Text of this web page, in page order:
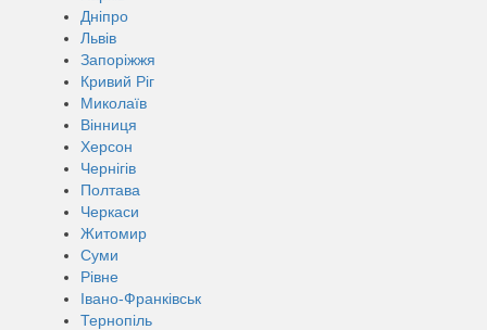
Дніпро
Львів
Запоріжжя
Кривий Ріг
Миколаїв
Вінниця
Херсон
Чернігів
Полтава
Черкаси
Житомир
Суми
Рівне
Івано-Франківськ
Тернопіль